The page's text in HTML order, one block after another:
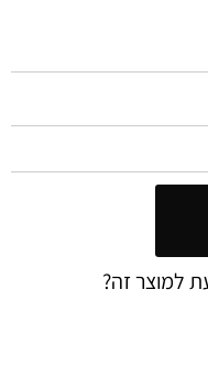
למוצר זה?